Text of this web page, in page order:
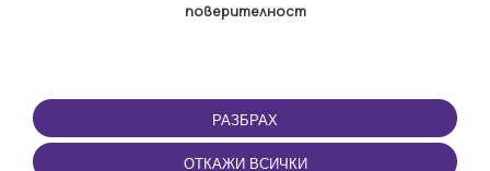
поверителност
РАЗБРАХ
ОТКАЖИ ВСИЧКИ